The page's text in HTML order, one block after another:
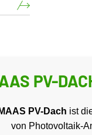
PV-
MAAS PV-Dach ist
von Photovoltaik-